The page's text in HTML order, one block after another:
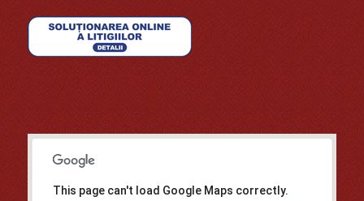
This page can't load Google Maps correctly.